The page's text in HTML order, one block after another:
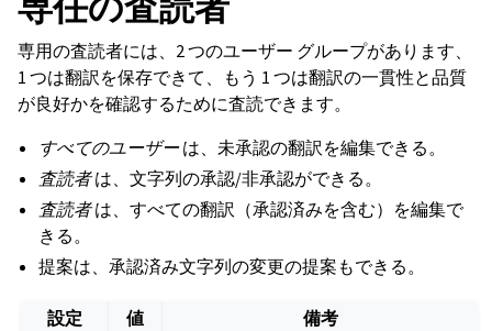
専用の査読者には、2 つのユーザー グループがあります、
1 つは翻訳を保存できて、もう 1 つは翻訳の一貫性と品質
が良好かを確認するために査読できます。
すべてのユーザーは、未承認の翻訳を編集できる。
査読者は、文字列の承認/非承認ができる。
査読者は、すべての翻訳（承認済みを含む）を編集で
きる。
提案は、承認済み文字列の変更の提案もできる。
設定 値
備考